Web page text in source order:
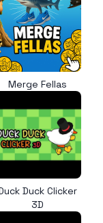
Merge Fellas
Duck Clicker
3D